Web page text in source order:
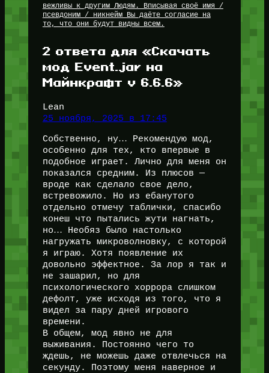
вежливы к другим Людям. Вписывая своё имя /
псевдоним / никнейм Вы даёте согласие на
то, что они будут видны всем.
2 ответа для «Скачать
мод Event.jar на
Майнкрафт v 6.6.6»
Lean
25 ноября, 2025 в 17:45
Собственно, ну… Рекомендую мод,
особенно для тех, кто впервые в
подобное играет. Лично для меня он
показался средним. Из плюсов —
вроде как сделало свое дело,
встревожило. Но из ебанутого
отдельно отмечу таблички, спасибо
конеш что пытались жути нагнать,
но… Необяз было настолько
нагружать микроволновку, с которой
я играю. Хотя появление их
довольно эффектное. За лор я так и
не зашарил, но для
психологического хоррора слишком
дефолт, уже исходя из того, что я
видел за пару дней игрового
времени.
В общем, мод явно не для
выживания. Постоянно чего то
ждешь, не можешь даже отвлечься на
секунду. Поэтому меня наверное и